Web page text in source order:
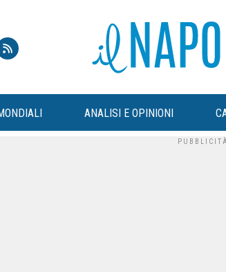
ANALISI E OPINIONI